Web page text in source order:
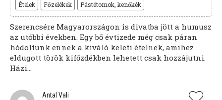
Ételek
Főzelékek Pástétomok, kenőkék
Szerencsére Magyarországon is divatba jött a humusz
az utóbbi években. Egy bő évtizede még csak páran
hódoltunk ennek a kiváló keleti ételnek, amihez
eldugott török kifőzdékben lehetett csak hozzájutni.
Házi...
Antal Vali